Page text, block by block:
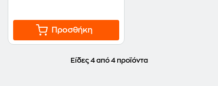
Προσθήκη
Είδες 4 από 4 προϊόντα